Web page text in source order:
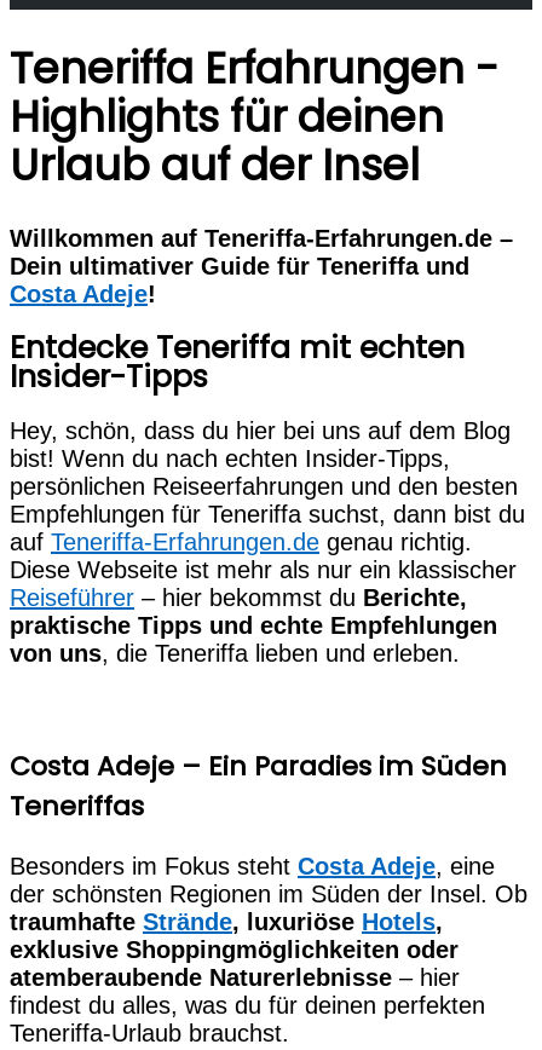
Teneriffa Erfahrungen -
Highlights für deinen
Urlaub auf der Insel
Willkommen auf Teneriffa-Erfahrungen.de –
Dein ultimativer Guide für Teneriffa und
Costa Adeje!
Entdecke Teneriffa mit echten
Insider-Tipps
Hey, schön, dass du hier bei uns auf dem Blog
bist! Wenn du nach echten Insider-Tipps,
persönlichen Reiseerfahrungen und den besten
Empfehlungen für Teneriffa suchst, dann bist du
auf Teneriffa-Erfahrungen.de genau richtig.
Diese Webseite ist mehr als nur ein klassischer
Reiseführer – hier bekommst du Berichte,
praktische Tipps und echte Empfehlungen
von uns, die Teneriffa lieben und erleben.
Costa Adeje – Ein Paradies im Süden
Teneriffas
Besonders im Fokus steht Costa Adeje, eine
der schönsten Regionen im Süden der Insel. Ob
traumhafte Strände, luxuriöse Hotels,
exklusive Shoppingmöglichkeiten oder
atemberaubende Naturerlebnisse – hier
findest du alles, was du für deinen perfekten
Teneriffa-Urlaub brauchst.